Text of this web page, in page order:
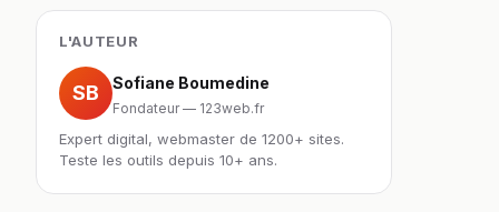
L'AUTEUR
SB Sofiane Boumedine
Fondateur — 123web.fr
Expert digital, webmaster de 1200+ sites.
Teste les outils depuis 10+ ans.